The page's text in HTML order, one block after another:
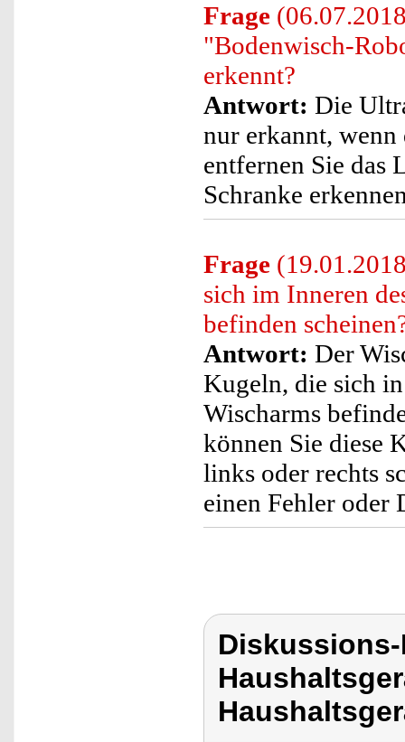
Frage
"Bodenwisch-
erkennt?
Antwort: Die
nur erkannt,
entfernen Sie das
Schranke
Frage
sich im Inneren
befinden
Antwort: Der
Kugeln, die sich
Wischarms
können Sie diese
links oder rechts
einen Fehler oder